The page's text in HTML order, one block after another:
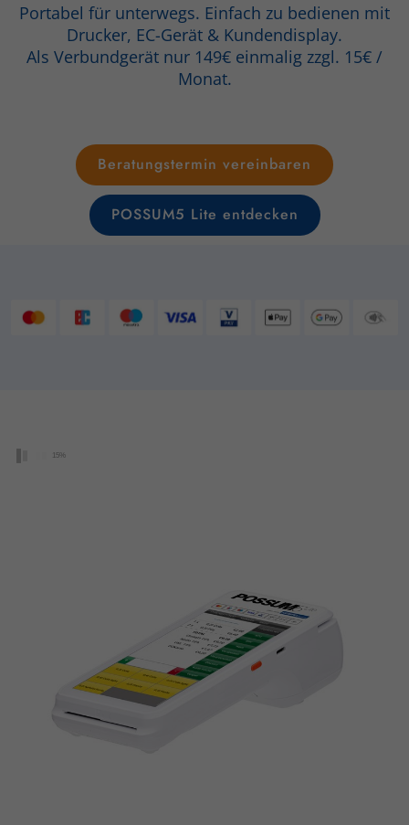
Portabel für unterwegs. Einfach zu bedienen mit
Drucker, EC-Gerät & Kundendisplay.
Als Verbundgerät nur 149€ einmalig zzgl. 15€ /
Monat.
Beratungstermin vereinbaren
POSSUM5 Lite entdecken